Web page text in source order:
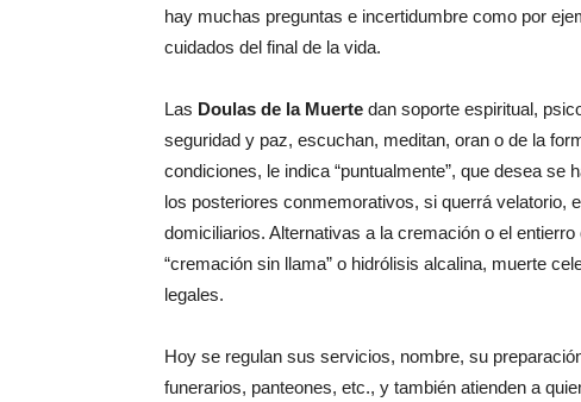
hay muchas preguntas e incertidumbre como por
cuidados del final de la vida.
Las Doulas de la Muerte dan soporte espiritual,
seguridad y paz, escuchan, meditan, oran o de la
condiciones, le indica “puntualmente”, que desea
los posteriores conmemorativos, si querrá velatorio,
domiciliarios. Alternativas a la cremación o el
“cremación sin llama” o hidrólisis alcalina, muerte
legales.
Hoy se regulan sus servicios, nombre, su
funerarios, panteones, etc., y también atienden a